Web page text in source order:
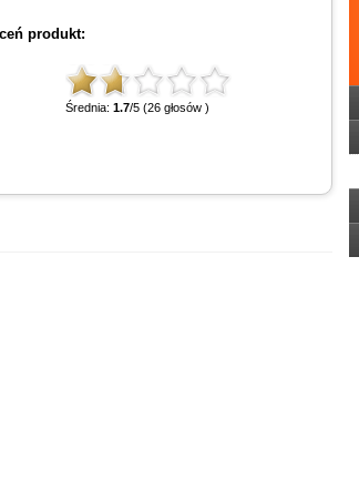
produkt:
Średnia: 1.7/5 (26 głosów )